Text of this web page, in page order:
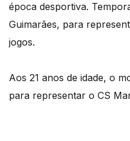
época desportiva.
Guimarães, para
jogos.
Aos 21 anos de idade, o
para representar o CS